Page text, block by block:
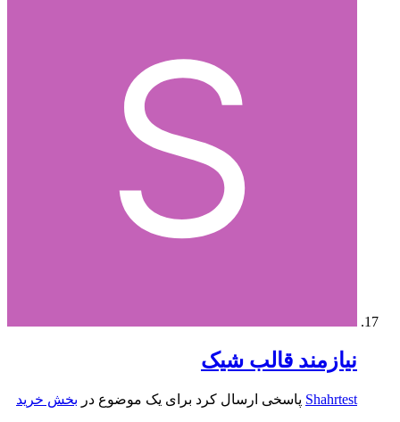
نیازمند قالب شیک
Shahrtest پاسخی ارسال کرد برای یک موضوع در بخش خرید